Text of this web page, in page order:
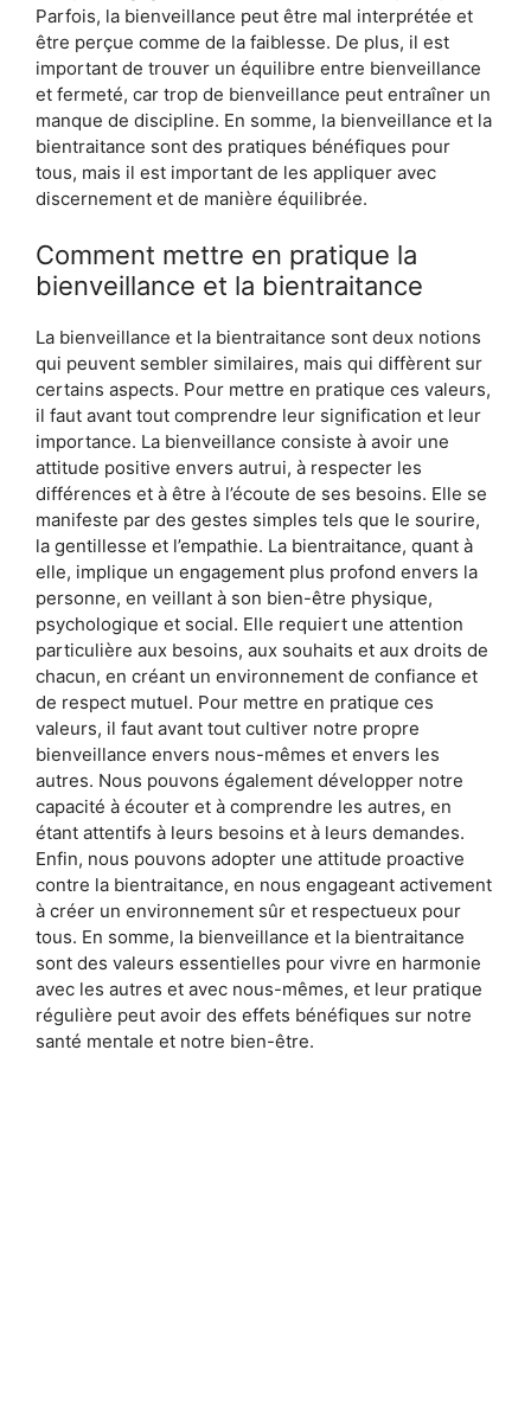
Parfois, la bienveillance peut être mal interprétée et
être perçue comme de la faiblesse. De plus, il est
important de trouver un équilibre entre bienveillance
et fermeté, car trop de bienveillance peut entraîner un
manque de discipline. En somme, la bienveillance et la
bientraitance sont des pratiques bénéfiques pour
tous, mais il est important de les appliquer avec
discernement et de manière équilibrée.
Comment mettre en pratique la
bienveillance et la bientraitance
La bienveillance et la bientraitance sont deux notions
qui peuvent sembler similaires, mais qui diffèrent sur
certains aspects. Pour mettre en pratique ces valeurs,
il faut avant tout comprendre leur signification et leur
importance. La bienveillance consiste à avoir une
attitude positive envers autrui, à respecter les
différences et à être à l’écoute de ses besoins. Elle se
manifeste par des gestes simples tels que le sourire,
la gentillesse et l’empathie. La bientraitance, quant à
elle, implique un engagement plus profond envers la
personne, en veillant à son bien-être physique,
psychologique et social. Elle requiert une attention
particulière aux besoins, aux souhaits et aux droits de
chacun, en créant un environnement de confiance et
de respect mutuel. Pour mettre en pratique ces
valeurs, il faut avant tout cultiver notre propre
bienveillance envers nous-mêmes et envers les
autres. Nous pouvons également développer notre
capacité à écouter et à comprendre les autres, en
étant attentifs à leurs besoins et à leurs demandes.
Enfin, nous pouvons adopter une attitude proactive
contre la bientraitance, en nous engageant activement
à créer un environnement sûr et respectueux pour
tous. En somme, la bienveillance et la bientraitance
sont des valeurs essentielles pour vivre en harmonie
avec les autres et avec nous-mêmes, et leur pratique
régulière peut avoir des effets bénéfiques sur notre
santé mentale et notre bien-être.